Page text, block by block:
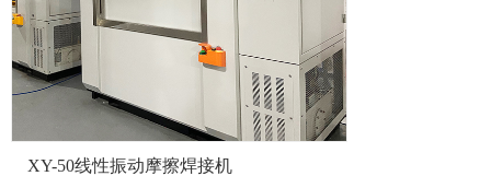
XY-50线性振动摩擦焊接机